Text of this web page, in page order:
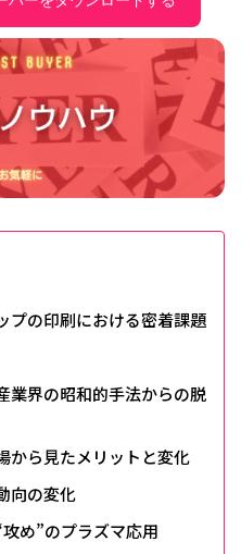
プの印刷における密着課題
業界の昭和的手法からの脱
から見たメリットと変化
向の変化
め”のプラズマ応用